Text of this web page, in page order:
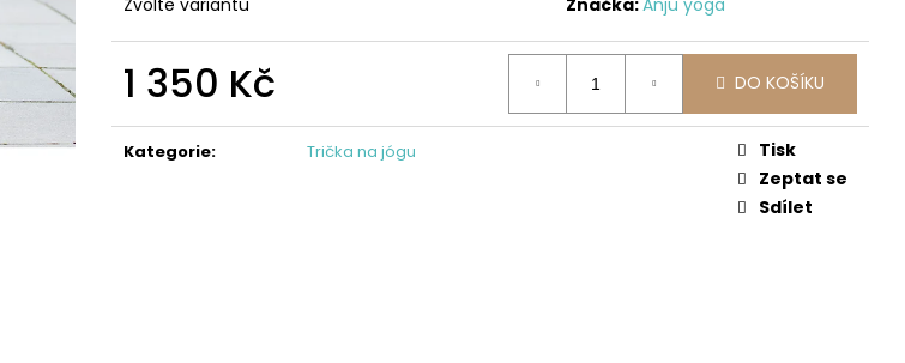
1 350 Kč
cena:
DO KOŠÍKU
Kategorie: Trička na jógu
Tisk
Zeptat se
Sdílet